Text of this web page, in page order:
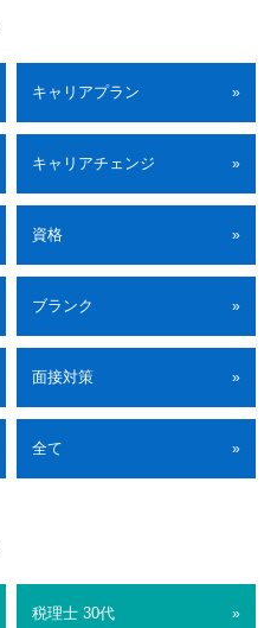
キャリアプラン »
キャリアチェンジ »
資格 »
ブランク »
面接対策 »
全て »
税理士 30代 »